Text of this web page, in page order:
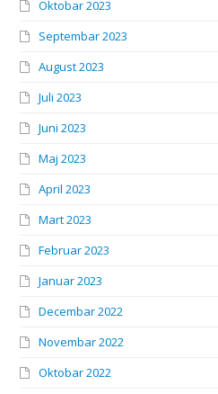
Oktobar 2023
Septembar 2023
August 2023
Juli 2023
Juni 2023
Maj 2023
April 2023
Mart 2023
Februar 2023
Januar 2023
Decembar 2022
Novembar 2022
Oktobar 2022